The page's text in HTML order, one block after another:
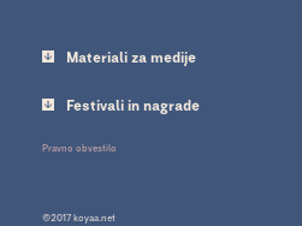
Materiali za medije
Festivali in nagrade
Pravno obvestilo
©2017 koyaa.net